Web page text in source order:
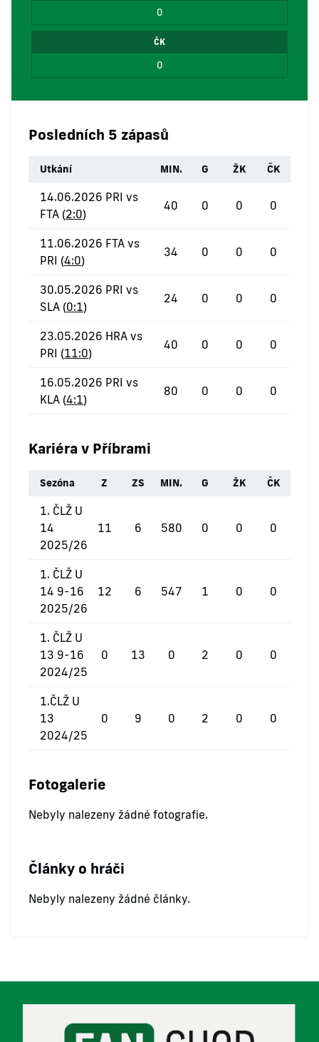
0
ČK
0
Posledních 5 zápasů
Utkání MIN. G ŽK ČK
14.06.2026 PRI vs
FTA (2:0)
40 0 0 0
11.06.2026 FTA vs
PRI (4:0)
34 0 0 0
30.05.2026 PRI vs
SLA (0:1)
24 0 0 0
23.05.2026 HRA vs
PRI (11:0)
40 0 0 0
16.05.2026 PRI vs
KLA (4:1)
80 0 0 0
Kariéra v Příbrami
Sezóna Z ZS MIN. G ŽK ČK
1. ČLŽ U
14
2025/26
11 6 580 0 0 0
1. ČLŽ U
14 9-16
2025/26
12 6 547 1 0 0
1. ČLŽ U
13 9-16
2024/25
0 13 0 2 0 0
1.ČLŽ U
13
2024/25
0 9 0 2 0 0
Fotogalerie
Nebyly nalezeny žádné fotografie.
Články o hráči
Nebyly nalezeny žádné články.